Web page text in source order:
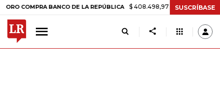
BANCO DE LA REPÚBLICA $ 408.498,97 +$ 8.753,81 +2,19%
SUSCRÍBASE